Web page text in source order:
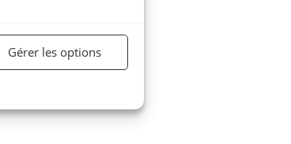
Gérer les options